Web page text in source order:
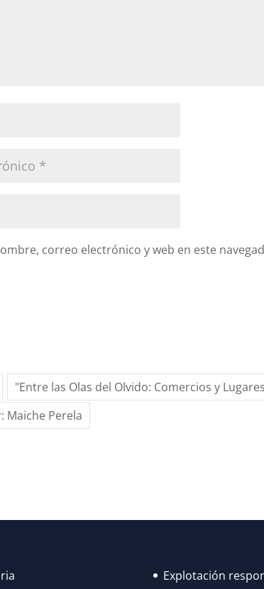
correo electrónico y web en este
"Entre las Olas del Olvido: Comercios y
Maiche Perela
Explotación